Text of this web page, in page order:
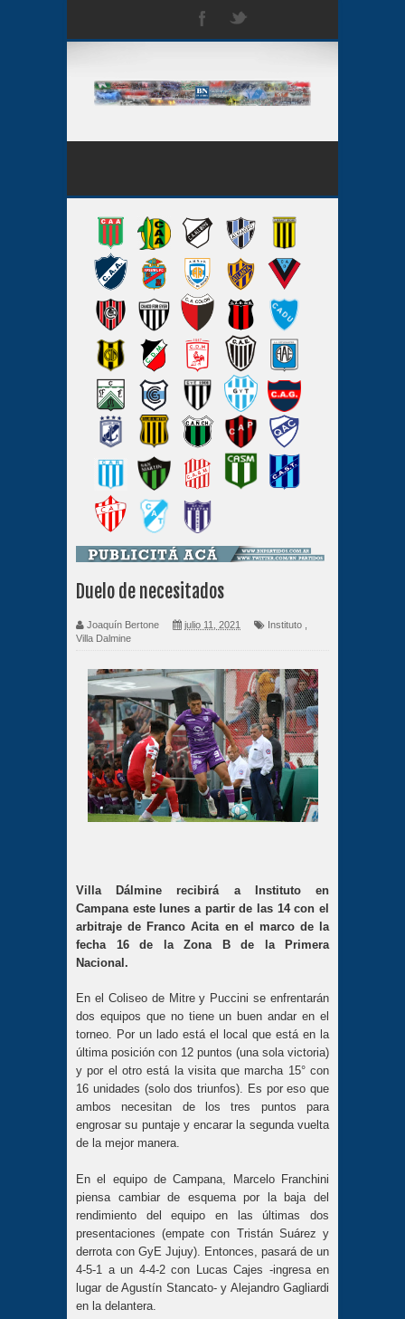
Duelo de necesitados
Joaquín Bertone julio 11, 2021 Instituto
Villa Dalmine
Villa Dálmine recibirá a Instituto en
Campana este lunes a partir de las 14 con el
arbitraje de Franco Acita en el marco de la
fecha 16 de la Zona B de la Primera
Nacional.
En el Coliseo de Mitre y Puccini se enfrentarán
dos equipos que no tiene un buen andar en el
torneo. Por un lado está el local que está en la
última posición con 12 puntos (una sola victoria)
y por el otro está la visita que marcha 15° con
16 unidades (solo dos triunfos). Es por eso que
ambos necesitan de los tres puntos para
engrosar su puntaje y encarar la segunda vuelta
de la mejor manera.
En el equipo de Campana, Marcelo Franchini
piensa cambiar de esquema por la baja del
rendimiento del equipo en las últimas dos
presentaciones (empate con Tristán Suárez y
derrota con GyE Jujuy). Entonces, pasará de un
4-5-1 a un 4-4-2 con Lucas Cajes -ingresa en
lugar de Agustín Stancato- y Alejandro Gagliardi
en la delantera.